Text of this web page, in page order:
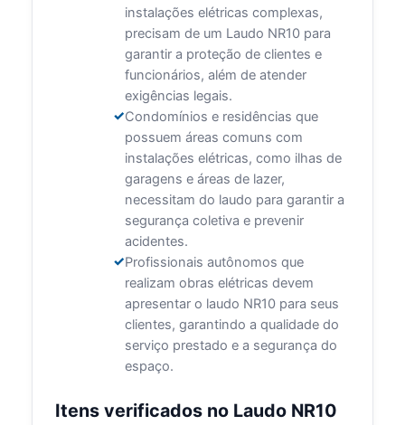
instalações elétricas complexas,
precisam de um Laudo NR10 para
garantir a proteção de clientes e
funcionários, além de atender
exigências legais.
Condomínios e residências que
possuem áreas comuns com
instalações elétricas, como ilhas de
garagens e áreas de lazer,
necessitam do laudo para garantir a
segurança coletiva e prevenir
acidentes.
Profissionais autônomos que
realizam obras elétricas devem
apresentar o laudo NR10 para seus
clientes, garantindo a qualidade do
serviço prestado e a segurança do
espaço.
Itens verificados no Laudo NR10